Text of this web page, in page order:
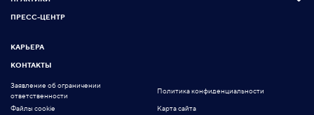
ПРЕСС-ЦЕНТР
КАРЬЕРА
КОНТАКТЫ
Заявление об ограничении
ответственности
Политика конфиденциальности
Файлы cookie Карта сайта